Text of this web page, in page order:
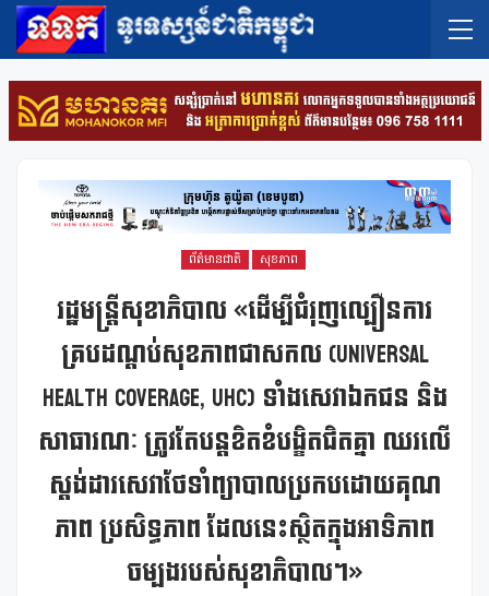
ព័ត៌មានជាតិ សុខភាព
រដ្ឋមន្រ្តីសុខាភិបាល «ដើម្បីជំរុញល្បឿនការ
គ្របដណ្តប់សុខភាពជាសកល (Universal
Health Coverage, UHC) ទាំងសេវាឯកជន និង
សាធារណៈ ត្រូវតែបន្តខិតខំបង្ខិតជិតគ្នា ឈរលើ
ស្តង់ដារសេវាថែទាំព្យាបាលប្រកបដោយគុណ
ភាព ប្រសិទ្ធភាព ដែលនេះស្ថិតក្នុងអាទិភាព
ចម្បងរបស់សុខាភិបាល។»